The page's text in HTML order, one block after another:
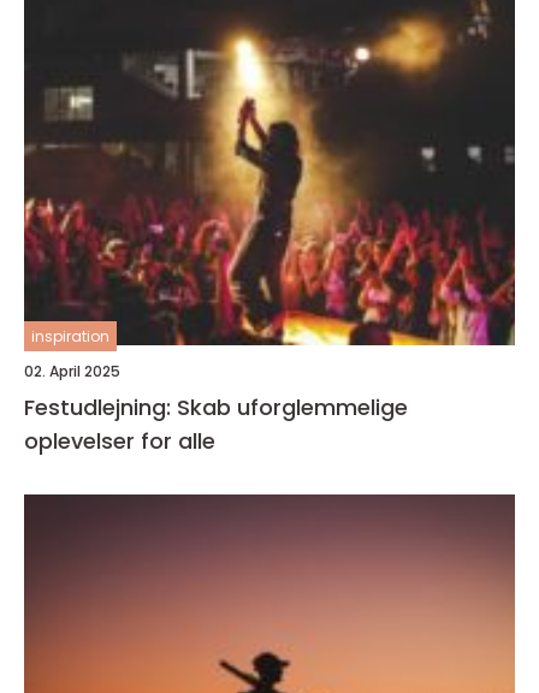
inspiration
02. April 2025
Festudlejning: Skab uforglemmelige
oplevelser for alle